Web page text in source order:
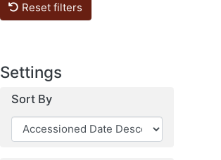
Reset filters
Settings
Sort By